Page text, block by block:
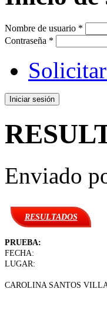
Nombre de usuario *
Contraseña *
Enviado
RESULTADOS
PRUEBA:
FECHA:
LUGAR:
CAROLINA SANTOS